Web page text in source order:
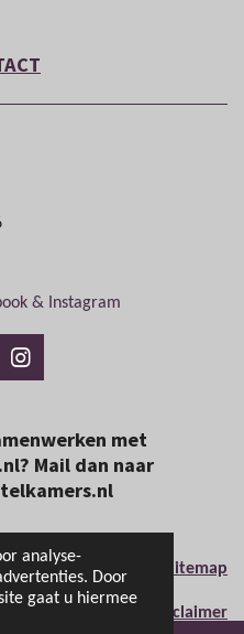
analyse-
Door
gaat u hiermee
& Instagram
Instagram
met
Mail dan naar
Sitemap
Disclaimer